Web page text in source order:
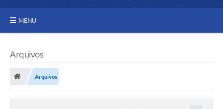
MENU
A História
Galeria de Fotos
Arquivos
Arquivos